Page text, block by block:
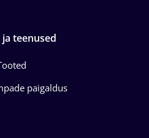
teenused
paigaldus